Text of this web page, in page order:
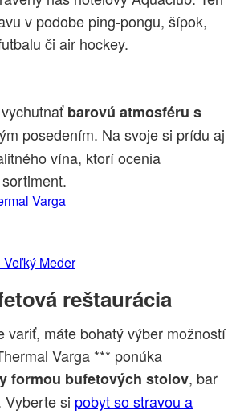
v podobe ping-pongu, šípok,
či air hockey.
barovú atmosféru s
posedením. Na svoje si prídu aj
vína, ktorí ocenia
reštaurácia
variť, máte bohatý výber možností
Varga *** ponúka
formou bufetových stolov, bar
Vyberte si pobyt so stravou a